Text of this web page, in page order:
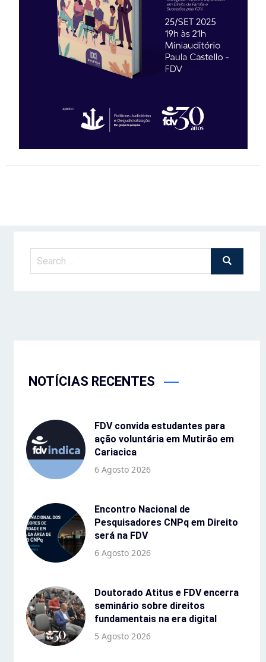
NOTÍCIAS RECENTES
FDV convida estudantes para
ação voluntária em Mutirão em
Cariacica
6 Agosto 2026
Encontro Nacional de
Pesquisadores CNPq em Direito
será na FDV
6 Agosto 2026
Doutorado Atitus e FDV encerra
seminário sobre direitos
fundamentais na era digital
5 Agosto 2026